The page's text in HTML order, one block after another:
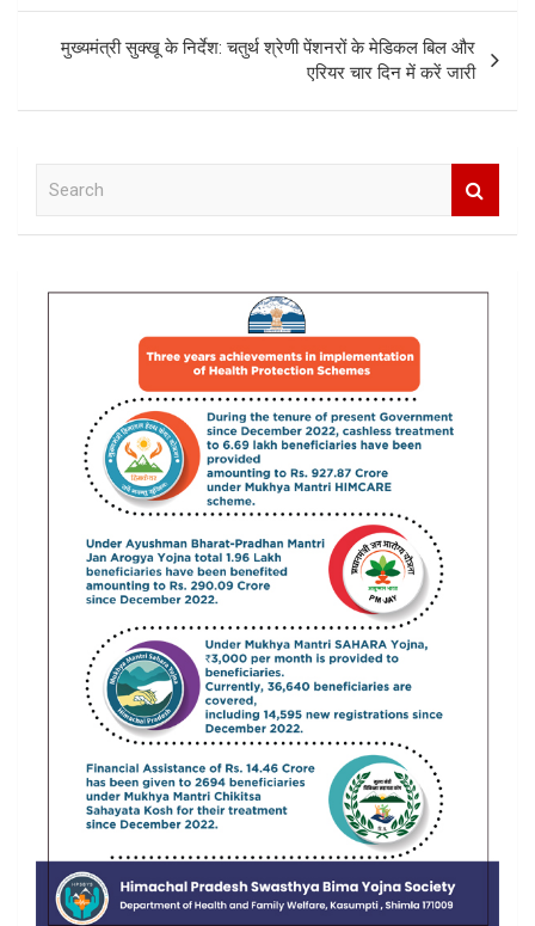
मुख्यमंत्री सुक्खू के निर्देश: चतुर्थ श्रेणी पेंशनरों के मेडिकल बिल और
एरियर चार दिन में करें जारी